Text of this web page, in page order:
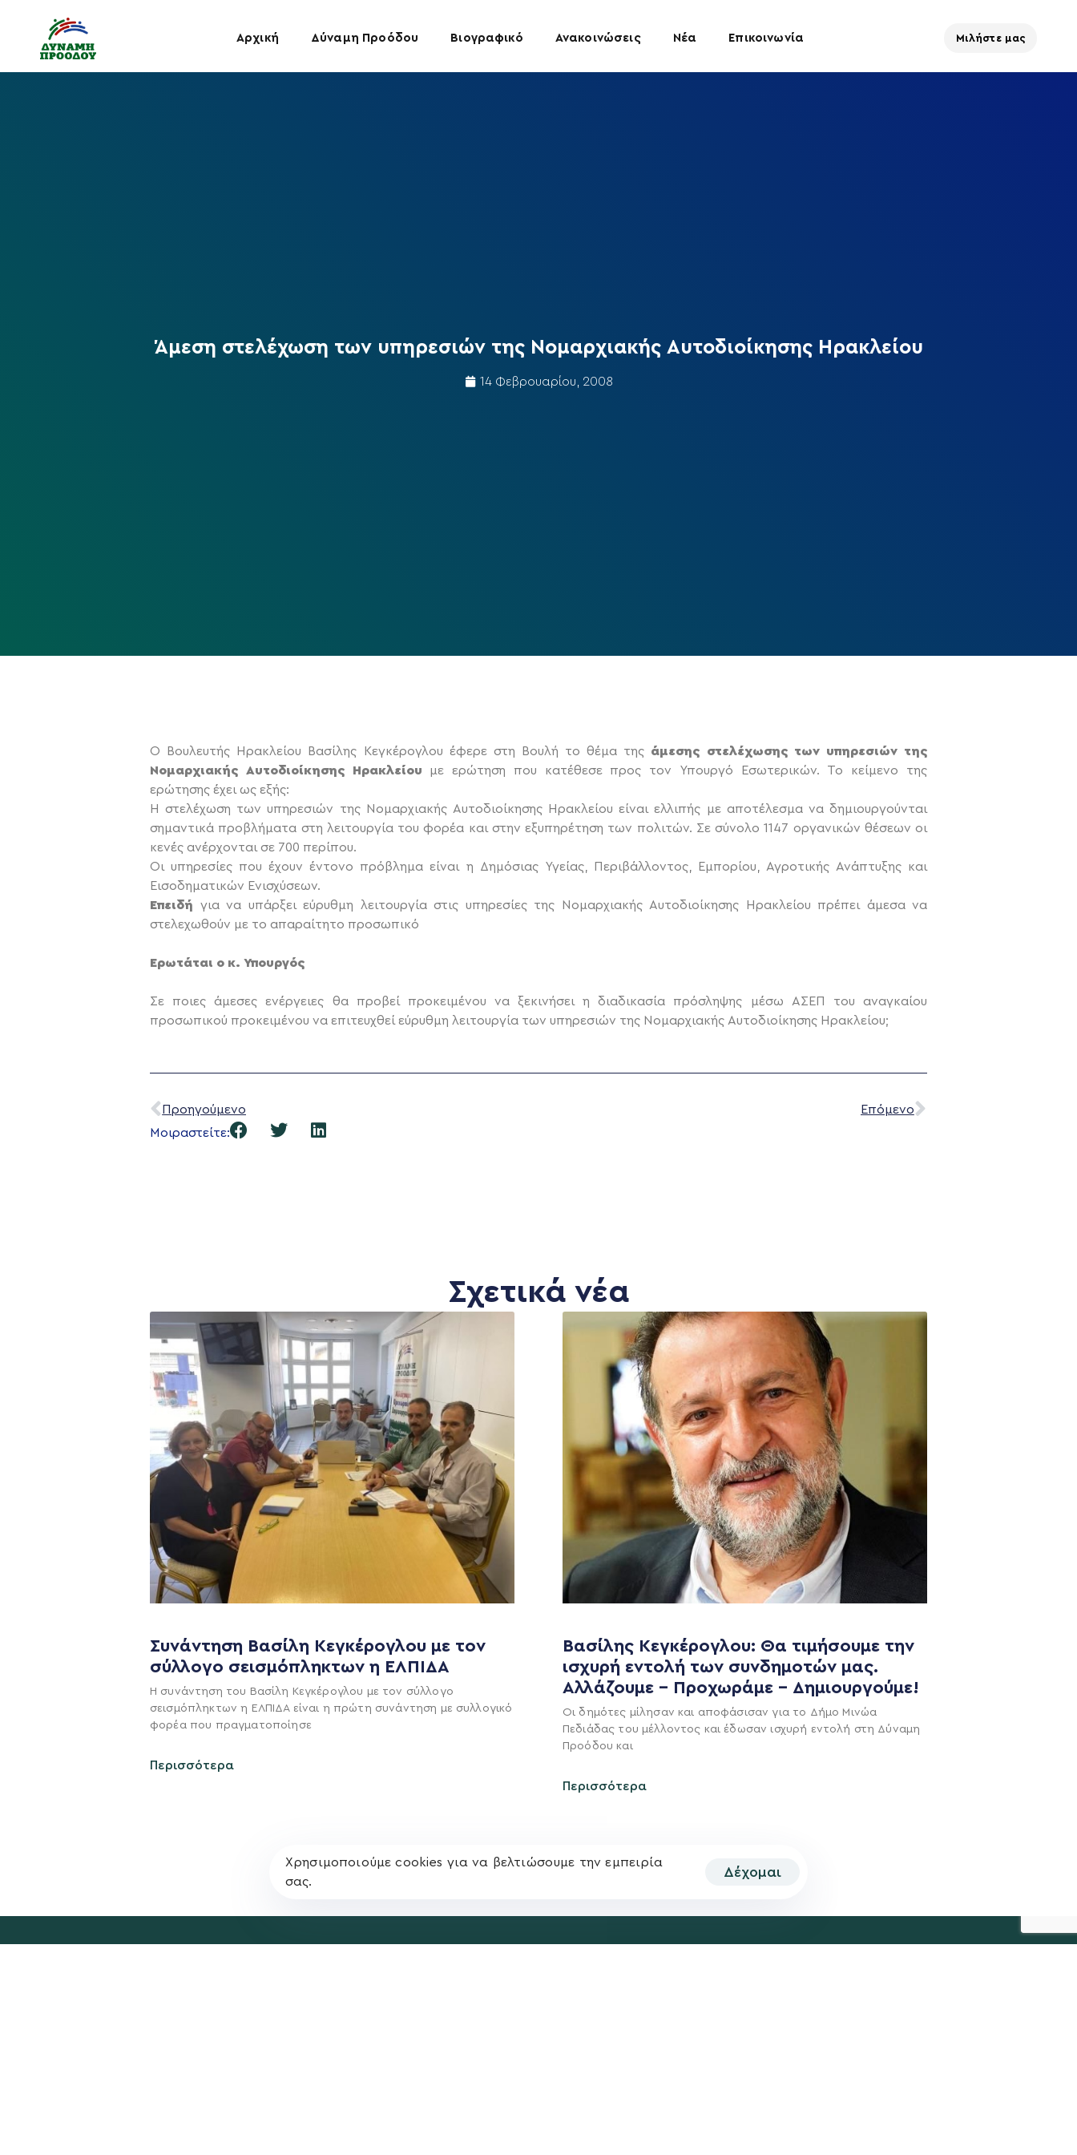
Αρχική Δύναμη Προόδου Βιογραφικό Ανακοινώσεις Νέα Επικοινωνία Μιλήστε μας
Άμεση στελέχωση των υπηρεσιών της Νομαρχιακής Αυτοδιοίκησης Ηρακλείου
14 Φεβρουαρίου, 2008
Ο Βουλευτής Ηρακλείου Βασίλης Κεγκέρογλου έφερε στη Βουλή το θέμα της άμεσης στελέχωσης των υπηρεσιών της
Νομαρχιακής Αυτοδιοίκησης Ηρακλείου με ερώτηση που κατέθεσε προς τον Υπουργό Εσωτερικών. Το κείμενο της
ερώτησης έχει ως εξής:
Η στελέχωση των υπηρεσιών της Νομαρχιακής Αυτοδιοίκησης Ηρακλείου είναι ελλιπής με αποτέλεσμα να δημιουργούνται
σημαντικά προβλήματα στη λειτουργία του φορέα και στην εξυπηρέτηση των πολιτών. Σε σύνολο 1147 οργανικών θέσεων οι
κενές ανέρχονται σε 700 περίπου.
Οι υπηρεσίες που έχουν έντονο πρόβλημα είναι η Δημόσιας Υγείας, Περιβάλλοντος, Εμπορίου, Αγροτικής Ανάπτυξης και
Εισοδηματικών Ενισχύσεων.
Επειδή για να υπάρξει εύρυθμη λειτουργία στις υπηρεσίες της Νομαρχιακής Αυτοδιοίκησης Ηρακλείου πρέπει άμεσα να
στελεχωθούν με το απαραίτητο προσωπικό
Ερωτάται ο κ. Υπουργός
Σε ποιες άμεσες ενέργειες θα προβεί προκειμένου να ξεκινήσει η διαδικασία πρόσληψης μέσω ΑΣΕΠ του αναγκαίου
προσωπικού προκειμένου να επιτευχθεί εύρυθμη λειτουργία των υπηρεσιών της Νομαρχιακής Αυτοδιοίκησης Ηρακλείου;
Προηγούμενο
Επόμενο
Μοιραστείτε:
Σχετικά νέα
Συνάντηση Βασίλη Κεγκέρογλου με τον
σύλλογο σεισμόπληκτων η ΕΛΠΙΔΑ
Η συνάντηση του Βασίλη Κεγκέρογλου με τον σύλλογο
σεισμόπληκτων η ΕΛΠΙΔΑ είναι η πρώτη συνάντηση με συλλογικό
φορέα που πραγματοποίησε
Περισσότερα
Βασίλης Κεγκέρογλου: Θα τιμήσουμε την
ισχυρή εντολή των συνδημοτών μας.
Αλλάζουμε – Προχωράμε – Δημιουργούμε!
Οι δημότες μίλησαν και αποφάσισαν για το Δήμο Μινώα
Πεδιάδας του μέλλοντος και έδωσαν ισχυρή εντολή στη Δύναμη
Προόδου και
Περισσότερα
Η ΠΑΡΆΤΑΞΗ
Όραμα Ανακοινώσεις
ΕΚΛΟΓΙΚΌ ΚΈΝΤΡΟ
+(30) 289 102 4800
kegkeroglou@gmail.com
NEWSLETTER
Χρησιμοποιούμε cookies για να βελτιώσουμε την εμπειρία
σας.
Δέχομαι